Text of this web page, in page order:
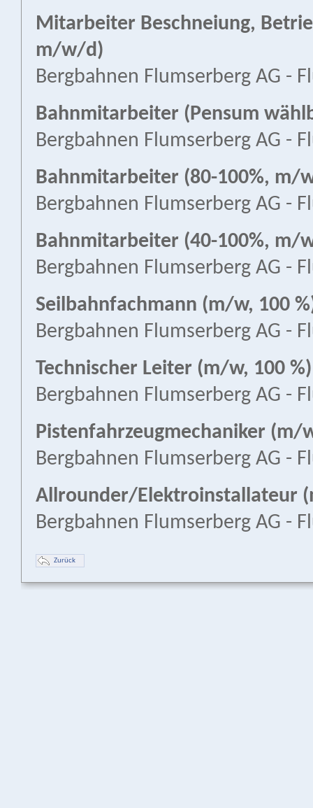
Mitarbeiter Beschneiung,
m/w/d)
Bergbahnen Flumserberg AG -
Bahnmitarbeiter (Pensum
Bergbahnen Flumserberg AG -
Bahnmitarbeiter (80-100%, m/
Bergbahnen Flumserberg AG -
Bahnmitarbeiter (40-100%, m/
Bergbahnen Flumserberg AG -
Seilbahnfachmann (m/w, 100
Bergbahnen Flumserberg AG -
Technischer Leiter (m/w, 100 %)
Bergbahnen Flumserberg AG -
Pistenfahrzeugmechaniker (m/
Bergbahnen Flumserberg AG -
Allrounder/Elektroinstallateur
Bergbahnen Flumserberg AG -
Zurück